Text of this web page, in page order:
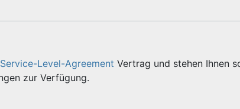
Service-Level-Agreement Vertrag und stehen Ihnen
zur Verfügung.